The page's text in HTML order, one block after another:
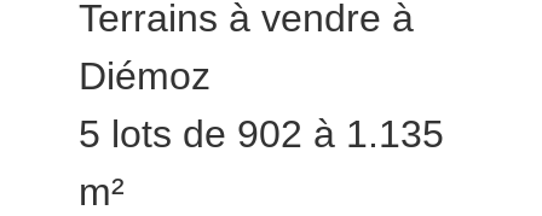
Terrains à vendre à
Diémoz
5 lots de 902 à 1.135
m²